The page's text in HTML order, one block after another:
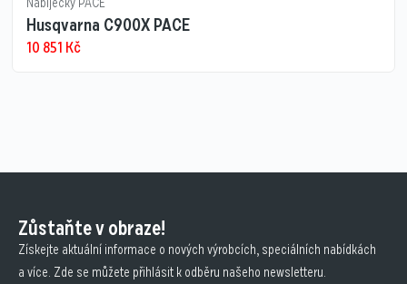
Husqvarna C900X PACE
10 851 Kč
Zůstaňte v obraze!
Získejte aktuální informace o nových výrobcích, speciálních nabídkách
a více. Zde se můžete přihlásit k odběru našeho newsletteru.